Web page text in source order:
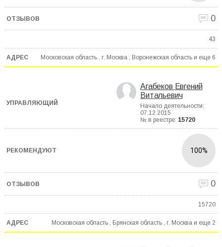
0
43
Московская область , г. Москва , Воронежская область и еще 6
Агабеков Евгений
Витальевич
Начало деятельности:
07.12.2015
№ в реестре: 15720
100%
0
15720
Московская область , Брянская область , г. Москва и еще 2